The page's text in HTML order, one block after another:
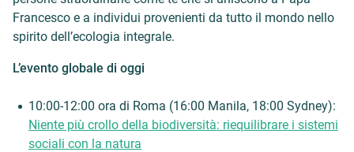
Francesco e a individui provenienti da tutto il mondo nello
spirito dell’ecologia integrale.
L’evento globale di oggi
10:00-12:00 ora di Roma (16:00 Manila, 18:00 Sydney):
Niente più crollo della biodiversità: riequilibrare i sistemi
sociali con la natura